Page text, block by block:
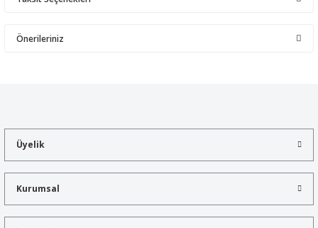
Önerileriniz
Ürün açıklamasında eksik bilgiler bulunuyor.
Ürün bilgilerinde hatalar bulunuyor.
Üyelik
Kurumsal